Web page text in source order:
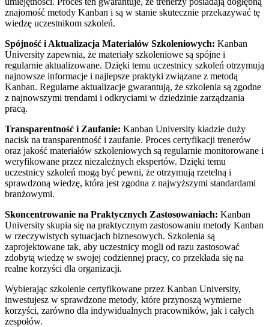
znajomość metody Kanban i są w stanie skutecznie przekazywać tę
wiedzę uczestnikom szkoleń.
Spójność i Aktualizacja Materiałów Szkoleniowych: Kanban
University zapewnia, że materiały szkoleniowe są spójne i
regularnie aktualizowane. Dzięki temu uczestnicy szkoleń otrzymują
najnowsze informacje i najlepsze praktyki związane z metodą
Kanban. Regularne aktualizacje gwarantują, że szkolenia są zgodne
z najnowszymi trendami i odkryciami w dziedzinie zarządzania
pracą.
Transparentność i Zaufanie: Kanban University kładzie duży
nacisk na transparentność i zaufanie. Proces certyfikacji trenerów
oraz jakość materiałów szkoleniowych są regularnie monitorowane i
weryfikowane przez niezależnych ekspertów. Dzięki temu
uczestnicy szkoleń mogą być pewni, że otrzymują rzetelną i
sprawdzoną wiedzę, która jest zgodna z najwyższymi standardami
branżowymi.
Skoncentrowanie na Praktycznych Zastosowaniach: Kanban
University skupia się na praktycznym zastosowaniu metody Kanban
w rzeczywistych sytuacjach biznesowych. Szkolenia są
zaprojektowane tak, aby uczestnicy mogli od razu zastosować
zdobytą wiedzę w swojej codziennej pracy, co przekłada się na
realne korzyści dla organizacji.
Wybierając szkolenie certyfikowane przez Kanban University,
inwestujesz w sprawdzone metody, które przynoszą wymierne
korzyści, zarówno dla indywidualnych pracowników, jak i całych
zespołów.